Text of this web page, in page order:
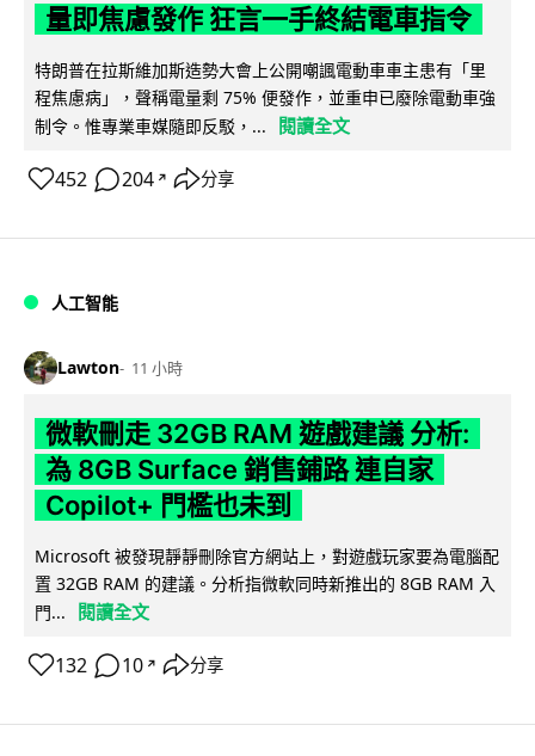
量即焦慮發作 狂言一手終結電車指令
特朗普在拉斯維加斯造勢大會上公開嘲諷電動車車主患有「里
程焦慮病」，聲稱電量剩 75% 便發作，並重申已廢除電動車強
制令。惟專業車媒隨即反駁，...
閱讀全文
452 204 ↗ 分享
人工智能
Lawton 11 小時
微軟刪走 32GB RAM 遊戲建議 分析:
為 8GB Surface 銷售鋪路 連自家
Copilot+ 門檻也未到
Microsoft 被發現靜靜刪除官方網站上，對遊戲玩家要為電腦配
置 32GB RAM 的建議。分析指微軟同時新推出的 8GB RAM 入
門...
閱讀全文
132 10 ↗ 分享